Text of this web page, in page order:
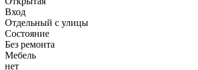
Вход
Отдельный с улицы
Состояние
Без ремонта
Мебель
нет